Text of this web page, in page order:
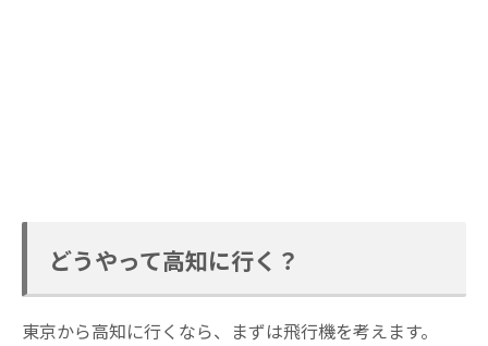
どうやって高知に行く？
東京から高知に行くなら、まずは飛行機を考えます。